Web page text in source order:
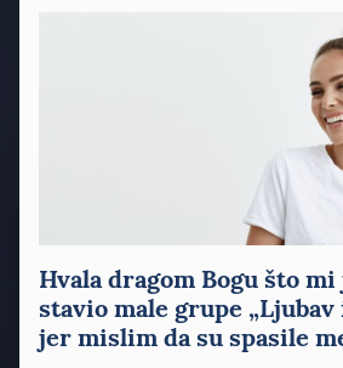
Hvala dragom Bogu što
stavio male grupe „Ljubav
jer mislim da su spasile